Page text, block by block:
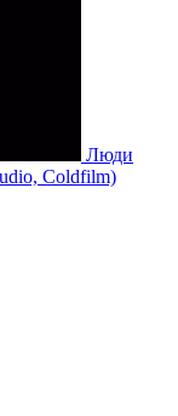
Люди
Coldfilm)